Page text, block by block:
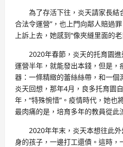
為了存活下往，炎天請家長結
合法令運營”，也上門向鄰人賠過
上訴上去，她感到“像夾縫里面的
2020年春節，炎天的托育園
運營半年，就能發出本錢，但是，
器：一條精緻的蕾絲絲帶，和一個
炎天回想，那年4月，良多托育園
年，“特殊惋惜”。疫情時代，她也
最肉痛的是，培育多年的教員從此
2020年年末，炎天本想往此
身的孩子，一邊打工還債。這時，